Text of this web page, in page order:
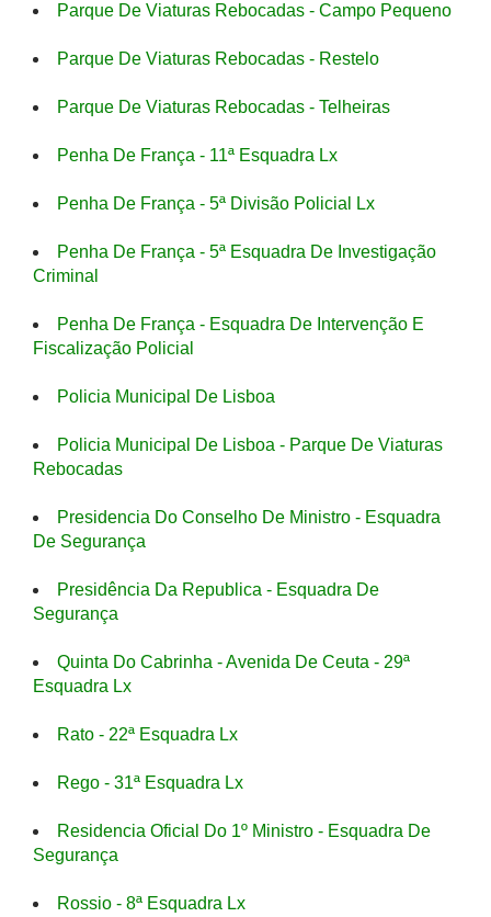
Parque De Viaturas Rebocadas - Campo Pequeno
Parque De Viaturas Rebocadas - Restelo
Parque De Viaturas Rebocadas - Telheiras
Penha De França - 11ª Esquadra Lx
Penha De França - 5ª Divisão Policial Lx
Penha De França - 5ª Esquadra De Investigação
Criminal
Penha De França - Esquadra De Intervenção E
Fiscalização Policial
Policia Municipal De Lisboa
Policia Municipal De Lisboa - Parque De Viaturas
Rebocadas
Presidencia Do Conselho De Ministro - Esquadra
De Segurança
Presidência Da Republica - Esquadra De
Segurança
Quinta Do Cabrinha - Avenida De Ceuta - 29ª
Esquadra Lx
Rato - 22ª Esquadra Lx
Rego - 31ª Esquadra Lx
Residencia Oficial Do 1º Ministro - Esquadra De
Segurança
Rossio - 8ª Esquadra Lx